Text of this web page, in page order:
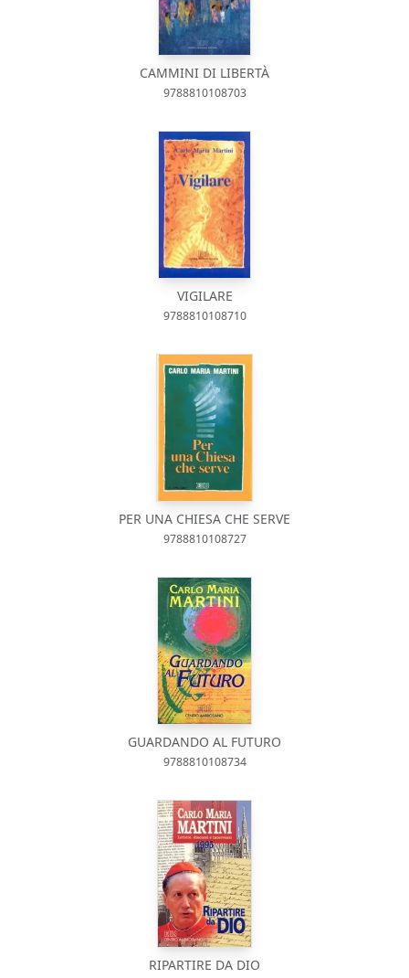
CAMMINI DI LIBERTÀ
9788810108703
VIGILARE
9788810108710
PER UNA CHIESA CHE SERVE
9788810108727
GUARDANDO AL FUTURO
9788810108734
RIPARTIRE DA DIO